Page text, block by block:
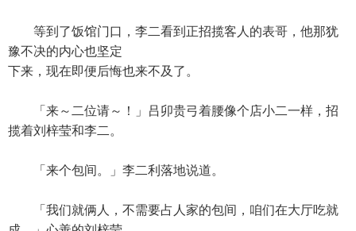
等到了饭馆门口，李二看到正招揽客人的表哥，他那犹
豫不决的内心也坚定
下来，现在即便后悔也来不及了。
「来～二位请～！」吕卯贵弓着腰像个店小二一样，招
揽着刘梓莹和李二。
「来个包间。」李二利落地说道。
「我们就俩人，不需要占人家的包间，咱们在大厅吃就